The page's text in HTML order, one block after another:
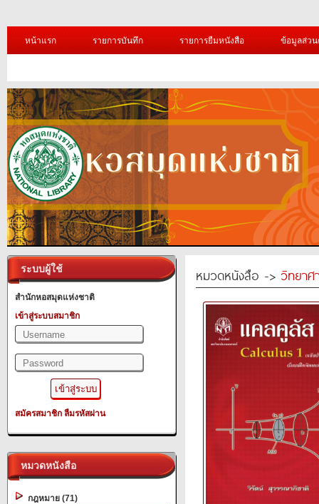
หน้าแรก รายการบันทึก รายการยืมหนังสือ ข้อมูลส่ว
ระบบผู้ใช้
สำนักหอสมุดแห่งชาติ
เข้าสู่ระบบสมาชิก
สมัครสมาชิก ลืมรหัสผ่าน
หมวดหนังสือ
กฎหมาย (71)
หมวดหนังสือ -> วิทยาศ